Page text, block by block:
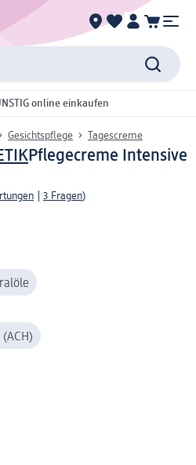
online einkaufen
Gesichtspflege Tagescreme
Pflegecreme Intensive
3 Fragen)